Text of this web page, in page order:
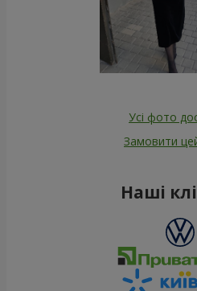
Усі фото
Замовити
Наші